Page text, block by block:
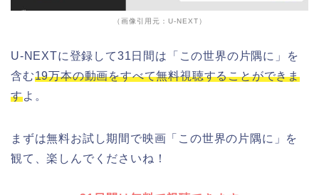
（画像引用元：U-NEXT）
U-NEXTに登録して31日間は「この世界の片隅に」を
含む19万本の動画をすべて無料視聴することができま
すよ。
まずは無料お試し期間で映画「この世界の片隅に」を
観て、楽しんでくださいね！